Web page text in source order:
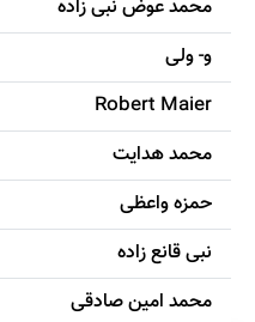
محمد عوض نبی زاده
و- ولی
Robert Maier
محمد هدایت
حمزه واعظی
نبی قانع زاده
محمد امين صادقی